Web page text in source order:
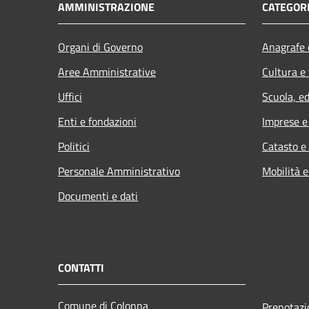
AMMINISTRAZIONE
Organi di Governo
Aree Amministrative
Uffici
Enti e fondazioni
Politici
Personale Amministrativo
Documenti e dati
Cultura
Scuola,
Imprese
Catasto
Mobilità
CONTATTI
Comune di Colonna